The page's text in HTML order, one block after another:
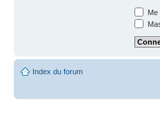
Me
Index du forum